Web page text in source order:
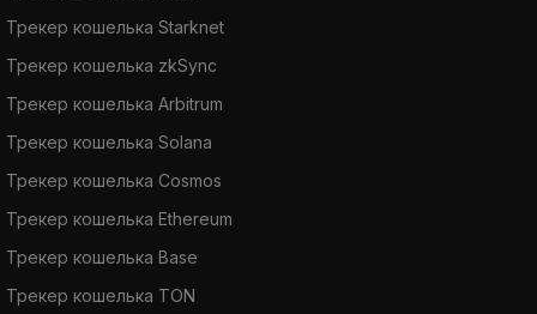
Трекер кошелька Starknet
Трекер кошелька zkSync
Трекер кошелька Arbitrum
Трекер кошелька Solana
Трекер кошелька Cosmos
Трекер кошелька Ethereum
Трекер кошелька Base
Трекер кошелька TON